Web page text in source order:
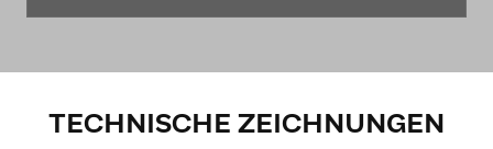
TECHNISCHE ZEICHNUNGEN